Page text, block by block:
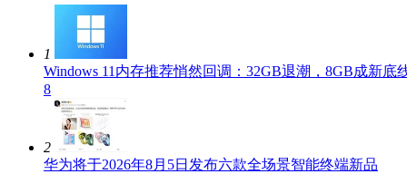
1
Windows 11内存推荐悄然回调：32GB退潮，8GB成新底
8
2
华为将于2026年8月5日发布六款全场景智能终端新品